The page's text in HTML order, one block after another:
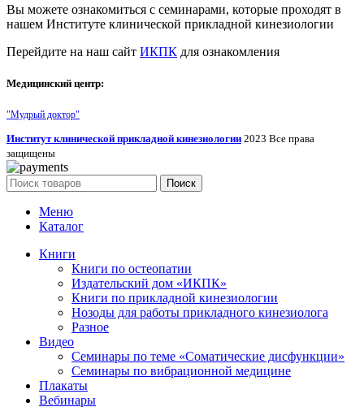
Вы можете ознакомиться с семинарами, которые проходят в
нашем Институте клинической прикладной кинезиологии
Перейдите на наш сайт ИКПК для ознакомления
Медицинский центр:
"Мудрый доктор"
Институт клинической прикладной кинезиологии 2023 Все права
защищены
Поиск
Меню
Каталог
Книги
Книги по остеопатии
Издательский дом «ИКПК»
Книги по прикладной кинезиологии
Нозоды для работы прикладного кинезиолога
Разное
Видео
Семинары по теме «Соматические дисфункции»
Семинары по вибрационной медицине
Плакаты
Вебинары